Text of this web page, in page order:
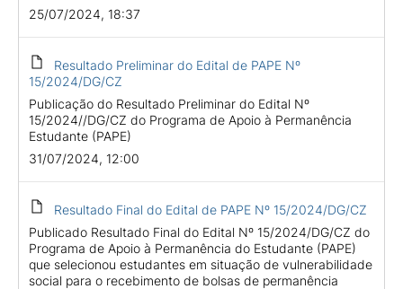
25/07/2024, 18:37
Resultado Preliminar do Edital de PAPE Nº
15/2024/DG/CZ
Publicação do Resultado Preliminar do Edital Nº
15/2024//DG/CZ do Programa de Apoio à Permanência
Estudante (PAPE)
31/07/2024, 12:00
Resultado Final do Edital de PAPE Nº 15/2024/DG/CZ
Publicado Resultado Final do Edital Nº 15/2024/DG/CZ do
Programa de Apoio à Permanência do Estudante (PAPE)
que selecionou estudantes em situação de vulnerabilidade
social para o recebimento de bolsas de permanência